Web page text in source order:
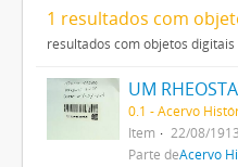
1 resultados com
resultados com objetos digitais
0.1 - Acervo
Item
22/08/1913
Parte deAcervo